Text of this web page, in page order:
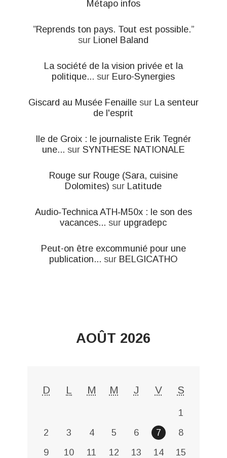
Métapo infos
”Reprends ton pays. Tout est possible.”
sur Lionel Baland
La société de la vision privée et la
politique... sur Euro-Synergies
Giscard au Musée Fenaillesur La senteur
de l'esprit
Ile de Groix : le journaliste Erik Tegnér
une... sur SYNTHESE NATIONALE
Rouge sur Rouge (Sara, cuisine
Dolomites) sur Latitude
Audio‑Technica ATH‑M50x : le son des
vacances... sur upgradepc
Peut-on être excommunié pour une
publication... sur BELGICATHO
AOÛT 2026
D L M M J V S
1
2
3 4 5 6 7
8
9
10 11 12 13 14
15